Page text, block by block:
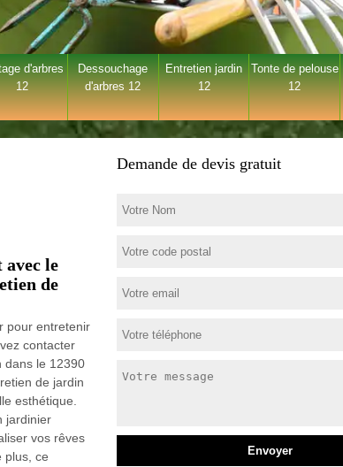
d'arbres
12
Dessouchage
d'arbres 12
Entretien jardin
12
Tonte de pelouse
12
le
de
pour entretenir
contacter
dans le 12390
de jardin
esthétique.
jardinier
vos rêves
plus, ce
Demande de devis gratuit